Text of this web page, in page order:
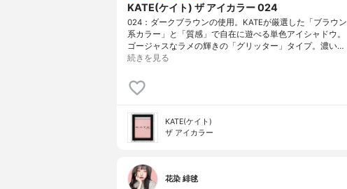
KATE(ケイト) ザ アイカラー 024
024：ダークブラウンの使用。KATEが厳選した「ブラウン
系カラー」と「質感」で自在に遊べる単色アイシャドウ。
ゴージャスなラメの輝きの「グリッター」タイプ。濃い…
続きを見る
KATE(ケイト)
ザ アイカラー
花染 緋毬